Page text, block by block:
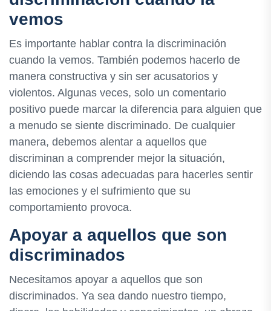
vemos
Es importante hablar contra la discriminación
cuando la vemos. También podemos hacerlo de
manera constructiva y sin ser acusatorios y
violentos. Algunas veces, solo un comentario
positivo puede marcar la diferencia para alguien que
a menudo se siente discriminado. De cualquier
manera, debemos alentar a aquellos que
discriminan a comprender mejor la situación,
diciendo las cosas adecuadas para hacerles sentir
las emociones y el sufrimiento que su
comportamiento provoca.
Apoyar a aquellos que son
discriminados
Necesitamos apoyar a aquellos que son
discriminados. Ya sea dando nuestro tiempo,